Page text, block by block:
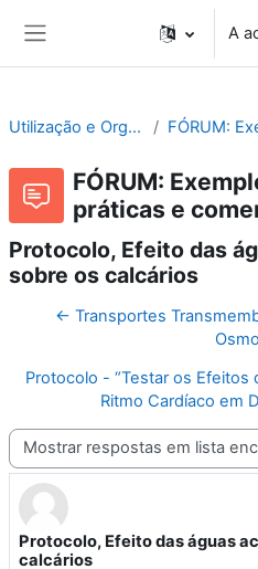
A
Utilização e Organização de Laboratórios Escolares
FÓRUM:
práticas e
Protocolo, Efeito das
sobre os calcários
← Transportes
Protocolo - “Testar os Efeitos
Ritmo Cardíaco em
Modo de visualização
Protocolo, Efeito das águas
calcários
Número de respostas: 1